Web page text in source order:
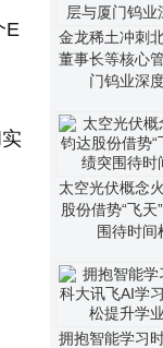
E
金龙稀土冲刺
董事长等核心
门钨业深
太空光伏概念
股份借势“飞天
围待时间
拥抱智能学习